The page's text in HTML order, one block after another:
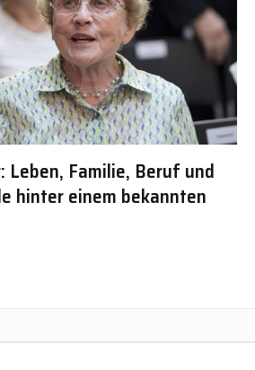
Leben, Familie, Beruf und
hinter einem bekannten